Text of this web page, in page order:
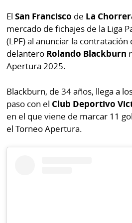
Comunicados
Catálogos
Lotería
Kiosko
digital
Luctuosas
RSS
Temas
Autores
al
lector
Buenas
ElSan Francisco de La
mercado de fichajes de la Liga
(LPF) al anunciar la
delantero Rolando Blackburn
Apertura 2025.
Blackburn, de 34 años, llega a
paso con el Club Deportivo
en el que viene de marcar 11
el Torneo Apertura.